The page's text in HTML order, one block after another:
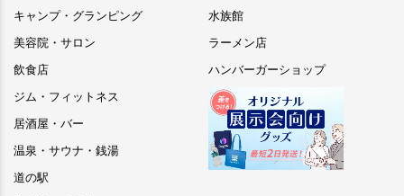
キャンプ・グランピング
美容院・サロン
飲食店
ジム・フィットネス
居酒屋・バー
温泉・サウナ・銭湯
道の駅
水族館
ラーメン店
ハンバーガーショップ